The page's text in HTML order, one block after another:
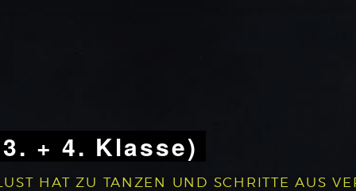
+ 4. Klasse)
HAT ZU TANZEN UND SCHRITTE AUS